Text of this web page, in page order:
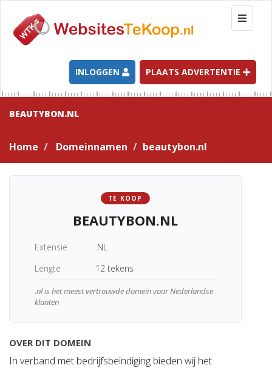
T
o
g
l
e
n
a
t
INLOGGEN PLAATS ADVERTENTIE
BEAUTYBON.NL
Home Domeinnamen beautybon.nl
TE KOOP
BEAUTYBON.NL
Extensie
.NL
Lengte
12 tekens
.nl is het meest vertrouwde domein voor Nederlandse
klanten
OVER DIT DOMEIN
In verband met bedrijfsbeïndiging bieden wij het